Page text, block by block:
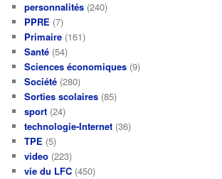
personnalités (240)
PPRE (7)
Primaire (161)
Santé (54)
Sciences économiques (9)
Société (280)
Sorties scolaires (85)
sport (24)
technologie-Internet (36)
TPE (5)
video (223)
vie du LFC (450)